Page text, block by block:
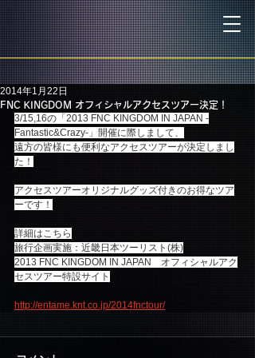
FNC KINGDOM オフィシャルアクセスツアー決定！
2014年1月22日
3/15,16の「2013 FNC KINGDOM IN JAPAN -
Fantastic&Crazy-」開催に際しまして、
遠方の皆様にも便利なアクセスツアーが決定しまし
た！
アクセスツアーオリジナルグッズ付きのお得なツア
ーです！
詳細はこちら
旅行企画実施：近畿日本ツーリスト(株)
2013 FNC KINGDOM IN JAPAN　オフィシャルアク
セスツアー特設サイト
http://entame.knt.co.jp/2014fnctour/